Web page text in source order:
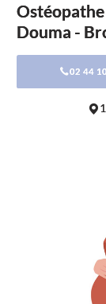
Douma -
02 44